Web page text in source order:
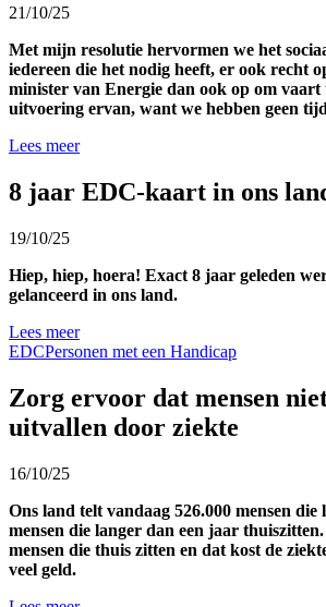
21/10/25
Met mijn resolutie hervormen we het
iedereen die het nodig heeft, er ook recht
minister van Energie dan ook op om vaart
uitvoering ervan, want we hebben geen
Lees meer
8 jaar EDC-kaart in ons
19/10/25
Hiep, hiep, hoera! Exact 8 jaar geleden
gelanceerd in ons land.
Lees meer
EDCPersonen met een Handicap
Zorg ervoor dat mensen
uitvallen door ziekte
16/10/25
Ons land telt vandaag 526.000 mensen
mensen die langer dan een jaar
mensen die thuis zitten en dat kost de
veel geld.